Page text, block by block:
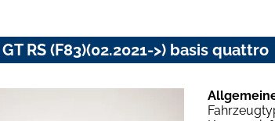
RS (F83)(02.2021->) basis quattro